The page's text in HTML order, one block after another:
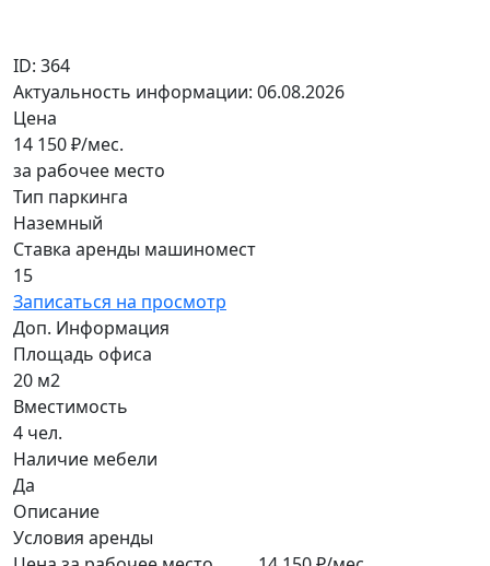
ID: 364
Актуальность информации: 06.08.2026
Цена
14 150₽/мес.
за рабочее место
Тип паркинга
Наземный
Ставка аренды машиномест
15
Записаться на просмотр
Доп. Информация
Площадь офиса
20 м2
Вместимость
4 чел.
Наличие мебели
Да
Описание
Условия аренды